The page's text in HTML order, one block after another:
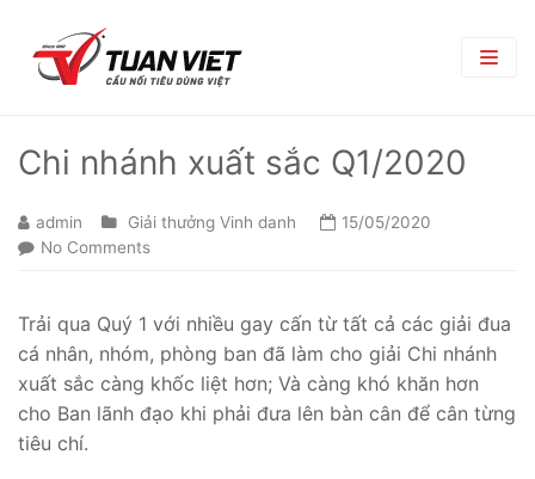
TRANG CHỦ
Giới Thiệu Chung
Phòng Ban
Đối Tác Nhà Cung Cấp
TRUNG TÂM THƯƠNG MẠI
Bản Tin Nội Bộ
Góc nghề nghiệp
TUYỂN DỤNG
Tin Tuyển Dụng
LIÊN HỆ
Chi nhánh xuất sắc Q1/2020
admin Giải thưởng Vinh danh
15/05/2020
No Comments
Trải qua Quý 1 với nhiều gay cấn từ tất cả các giải đua
cá nhân, nhóm, phòng ban đã làm cho giải Chi nhánh
xuất sắc càng khốc liệt hơn; Và càng khó khăn hơn
cho Ban lãnh đạo khi phải đưa lên bàn cân để cân từng
tiêu chí.